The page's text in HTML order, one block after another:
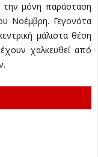
την μόνη παράσταση
Νοέμβρη. Γεγονότα
μάλιστα θέση
χαλκευθεί από